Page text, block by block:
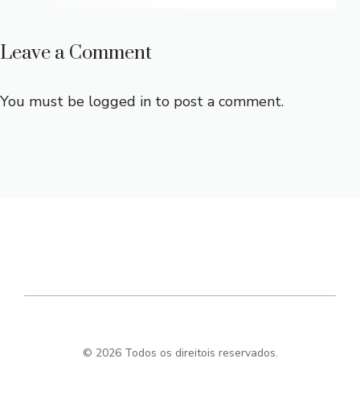
Leave a Comment
You must be logged in to post a comment.
© 2026 Todos os direitois reservados.